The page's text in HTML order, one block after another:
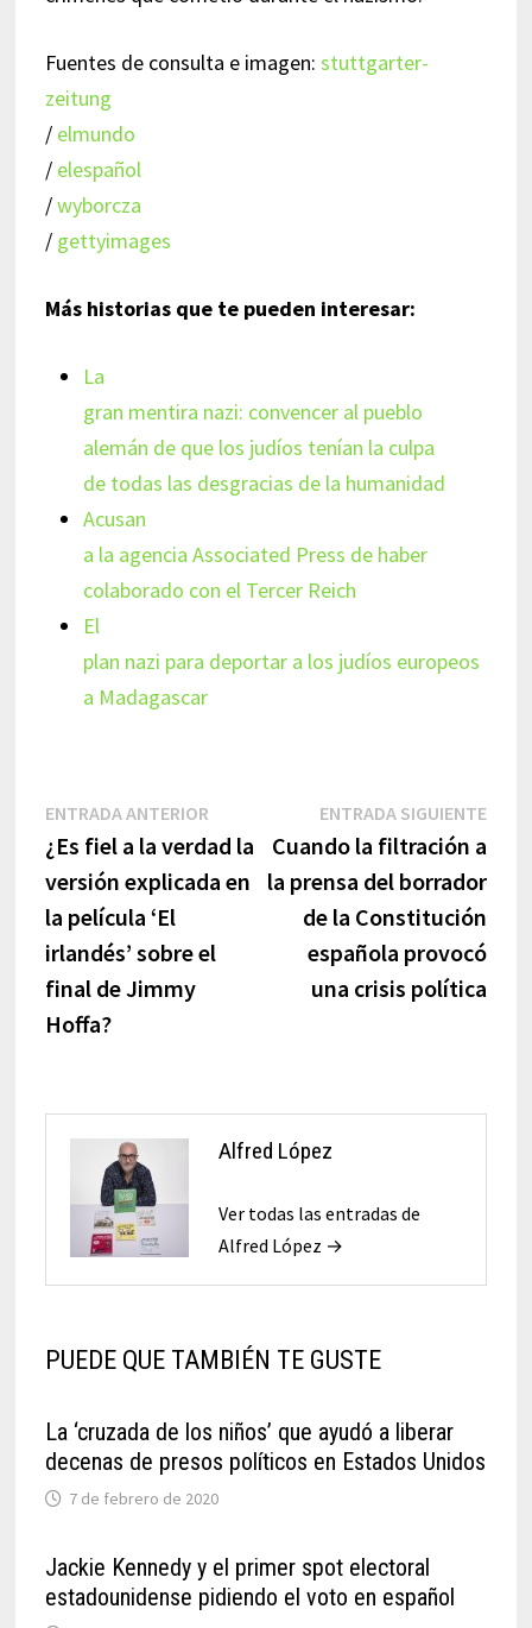
Fuentes de consulta e imagen: stuttgarter-
zeitung
/ elmundo
/ elespañol
/wyborcza
/ gettyimages
Más historias que te pueden interesar:
La
gran mentira nazi: convencer al pueblo
alemán de que los judíos tenían la culpa
de todas las desgracias de la humanidad
Acusan
a la agencia Associated Press de haber
colaborado con el Tercer Reich
El
plan nazi para deportar a los judíos europeos
a Madagascar
Navegación
de
entradas
ENTRADA ANTERIOREntrada
anterior:
¿Es fiel a la verdad la
versión explicada en
la película ‘El
irlandés’ sobre el
final de Jimmy
Hoffa?
ENTRADA SIGUIENTE
Cuando la filtración a
la prensa del borrador
de la Constitución
española provocó
una crisis política
Alfred López
Ver todas las entradas de
Alfred López →
PUEDE QUE TAMBIÉN TE GUSTE
La ‘cruzada de los niños’ que ayudó a liberar
decenas de presos políticos en Estados Unidos
7 de febrero de 2020
Jackie Kennedy y el primer spot electoral
estadounidense pidiendo el voto en español